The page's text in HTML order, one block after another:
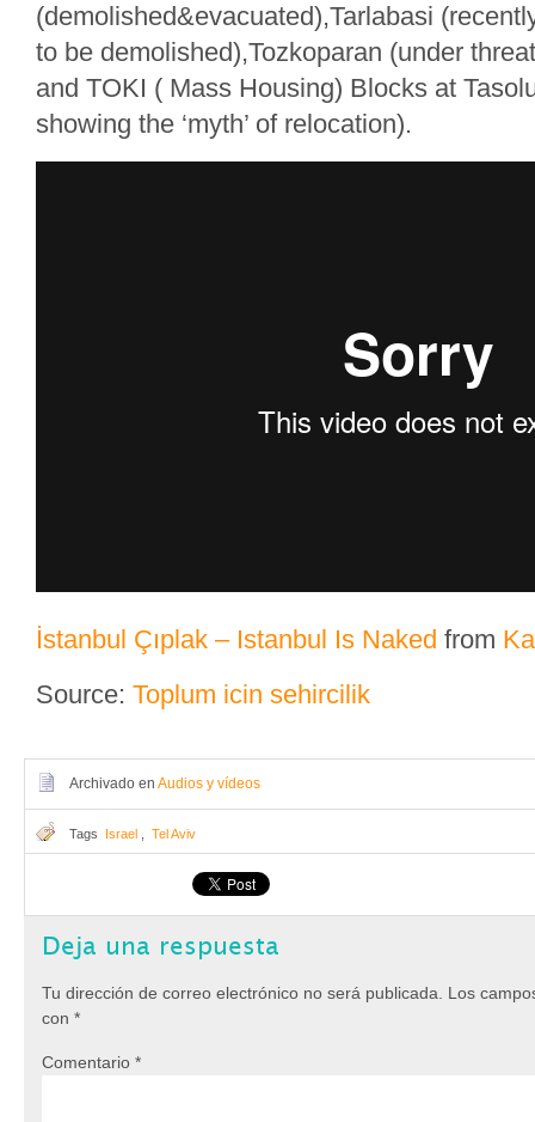
(demolished&evacuated),Tarlabasi
to be demolished),Tozkoparan (under
and TOKI ( Mass Housing) Blocks at
showing the ‘myth’ of relocation).
İstanbul Çıplak – Istanbul Is Naked from
Source: Toplum icin sehircilik
Archivado en Audios y vídeos
Tags Israel Tel Aviv
Deja una respuesta
Tu dirección de correo electrónico no será publicada.
Los
con *
Comentario *